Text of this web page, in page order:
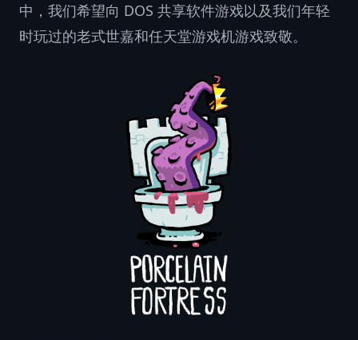
中，我们希望向 DOS 共享软件游戏以及我们年轻
时玩过的老式世嘉和任天堂游戏机游戏致敬。